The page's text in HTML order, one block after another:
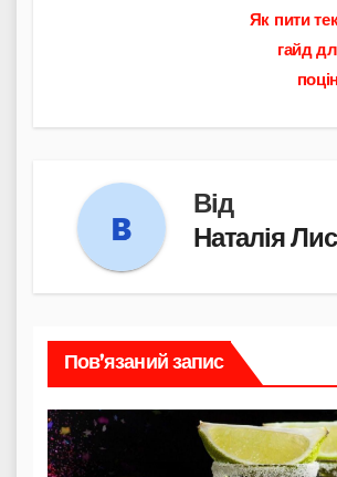
Як пити
гайд
Від
Наталія
Пов’язаний запис